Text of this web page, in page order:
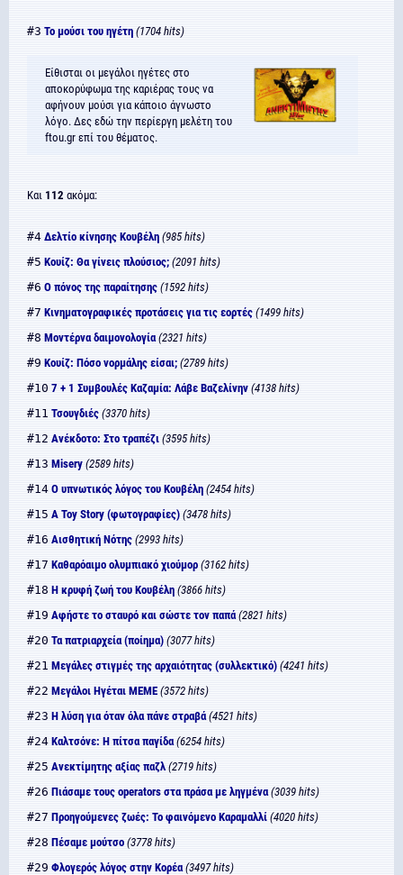
#3 Το μούσι του ηγέτη (1704 hits)
Είθισται οι μεγάλοι ηγέτες στο
αποκορύφωμα της καριέρας τους να
αφήνουν μούσι για κάποιο άγνωστο
λόγο. Δες εδώ την περίεργη μελέτη του
ftou.gr επί του θέματος.
Και 112 ακόμα:
#4 Δελτίο κίνησης Κουβέλη (985 hits)
#5 Κουίζ: Θα γίνεις πλούσιος; (2091 hits)
#6 Ο πόνος της παραίτησης (1592 hits)
#7 Κινηματογραφικές προτάσεις για τις εορτές (1499 hits)
#8 Μοντέρνα δαιμονολογία (2321 hits)
#9 Κουίζ: Πόσο νορμάλης είσαι; (2789 hits)
#10 7 + 1 Συμβουλές Καζαμία: Λάβε Βαζελίνην (4138 hits)
#11 Τσουγδιές (3370 hits)
#12 Ανέκδοτο: Στο τραπέζι (3595 hits)
#13 Misery (2589 hits)
#14 Ο υπνωτικός λόγος του Κουβέλη (2454 hits)
#15 A Toy Story (φωτογραφίες) (3478 hits)
#16 Αισθητική Νότης (2993 hits)
#17 Καθαρόαιμο ολυμπιακό χιούμορ (3162 hits)
#18 Η κρυφή ζωή του Κουβέλη (3866 hits)
#19 Αφήστε το σταυρό και σώστε τον παπά (2821 hits)
#20 Τα πατριαρχεία (ποίημα) (3077 hits)
#21 Μεγάλες στιγμές της αρχαιότητας (συλλεκτικό) (4241 hits)
#22 Μεγάλοι Hγέται MEME (3572 hits)
#23 Η λύση για όταν όλα πάνε στραβά (4521 hits)
#24 Καλτσόνε: Η πίτσα παγίδα (6254 hits)
#25 Ανεκτίμητης αξίας παζλ (2719 hits)
#26 Πιάσαμε τους operators στα πράσα με ληγμένα (3039 hits)
#27 Προηγούμενες ζωές: Το φαινόμενο Καραμαλλί (4020 hits)
#28 Πέσαμε μούτσο (3778 hits)
#29 Φλογερός λόγος στην Κορέα (3497 hits)